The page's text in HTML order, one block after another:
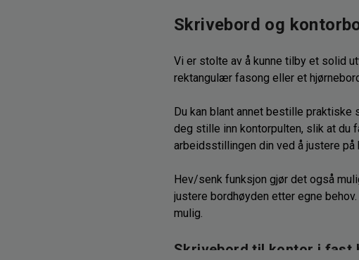
Skrivebord og
Vi er stolte av å kunne tilby et solid
rektangulær fasong eller et
Du kan blant annet bestille
deg stille inn kontorpulten, slik at du
arbeidsstillingen din ved å justere på
Hev/senk funksjon gjør det også
justere bordhøyden etter egne
mulig.
Skrivebord til kontor i fast